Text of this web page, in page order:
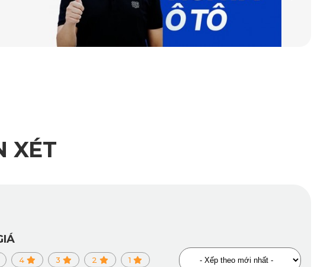
chân ga hoặc chân phanh. Bề mặt được tạo hình hoa văn kim
xe, tạo hiệu ứng 3D sang trọng, làm nổi bật nội thất tổng thể của
dưới mưa hoặc sống tại khu vực có độ ẩm cao. Ngoài ra, thiết kế
XÉT
4 3 2 1